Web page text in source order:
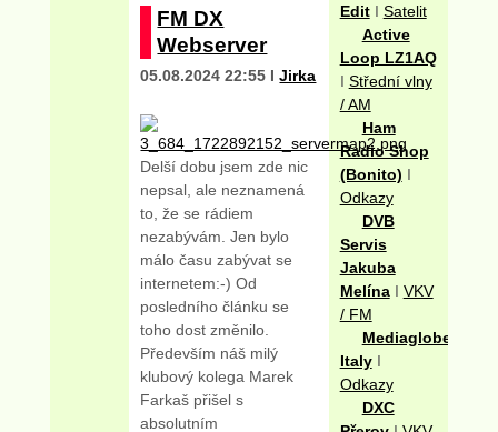
FM DX
Webserver
05.08.2024 22:55 IJirka
Delší dobu jsem zde nic
nepsal, ale neznamená
to, že se rádiem
nezabývám. Jen bylo
málo času zabývat se
internetem:-) Od
posledního článku se
toho dost změnilo.
Především náš milý
klubový kolega Marek
Farkaš přišel s
absolutním
Edit I Satelit
Active
Loop LZ1AQ
I Střední vlny
/ AM
Ham
Radio Shop
(Bonito) I
Odkazy
DVB
Servis
Jakuba
Melína I VKV
/ FM
Mediaglobe
Italy I
Odkazy
DXC